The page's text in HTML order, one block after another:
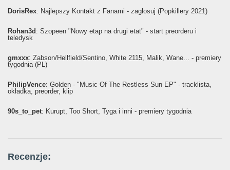
DorisRex: Najlepszy Kontakt z Fanami - zagłosuj (Popkillery 2021)
Rohan3d : Szopeen "Nowy etap na drugi etat" - start preorderu i
teledysk
gmxxx: Żabson/Hellfield/Sentino, White 2115, Malik, Wane... - premiery
tygodnia (PL)
PhilipVence: Golden - "Music Of The Restless Sun EP" - tracklista,
okładka, preorder, klip
90s_to_pet: Kurupt, Too Short, Tyga i inni - premiery tygodnia
Recenzje: